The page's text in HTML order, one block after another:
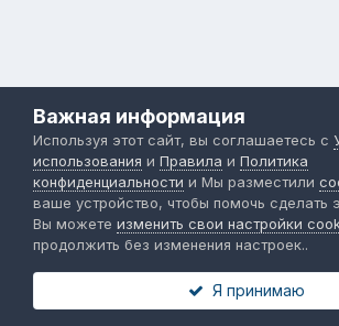
Важная информация
Используя этот сайт, вы соглашаетесь с
использования и Правила и Политика
конфиденциальности и Мы разместили
ваше устройство, чтобы помочь сделать
Вы можете изменить свои настройки
продолжить без изменения настроек..
Я принимаю